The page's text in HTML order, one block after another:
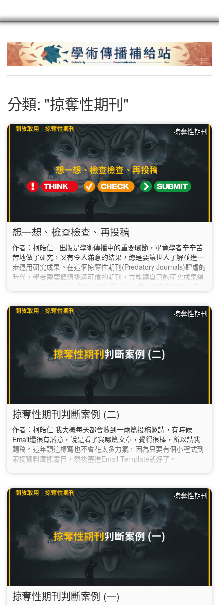
聯繫
分類: "掠奪性期刊"
掠奪性期刊
想一想、檢查檢查、再投稿
作者：柯皓仁 出版是學術傳播中的重要環節，畢竟學者辛辛苦
苦地做了研究，又有令人滿意的結果，總是要讓世人了解並進一
步運用研究成果。在這個掠奪性期刊(Predatory Journals)肆虐的
時代，學者需要謹慎挑選可信的期刊，方能讓自己的研究成果得
稿！
掠奪性期刊
掠奪性期刊判斷案例 (二)
作者：柯皓仁 我大概每天都會收到一兩篇投稿邀請，有時候
Email還很有誠意，說是看了我哪篇文章，覺得很棒，所以請我
賜稿。這年頭這樣寫也不會花太多力氣，因為只要有個小程式到
索摘資料庫抓書目，然後塞進Email Template就好了。
掠奪性期刊
掠奪性期刊判斷案例 (一)